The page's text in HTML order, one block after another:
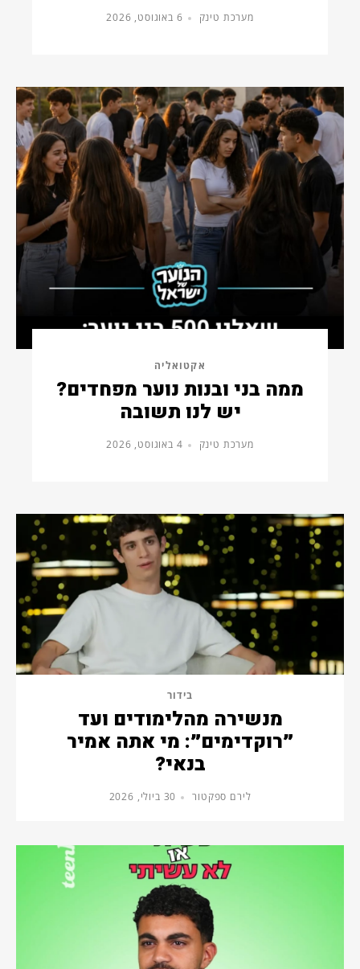
מערכת טינק 6 באוגוסט, 2026
אקטואליה
ממה בני ובנות נוער מפחדים?
יש לנו תשובה
מערכת טינק 4 באוגוסט, 2026
בידור
מנשירה מהלימודים ועד
״רוקדימים״: מי אתה אמיר
בנאי?
לירם ספקטור 30 ביולי, 2026